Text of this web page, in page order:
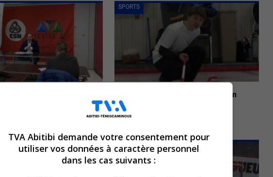
son bilan
SPORTS
Des débuts victorieux pour Adam
Bédard
26 janvier 2023
NOUVELLES
TVA Abitibi demande votre consentement pour
utiliser vos données à caractère personnel
dans les cas suivants :